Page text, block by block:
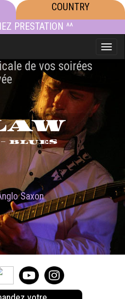
COUNTRY
PRESTATION ^^
Toggle
de vos soirées
- BLUES
Saxon